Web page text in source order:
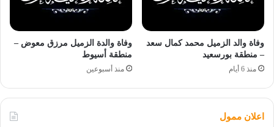
وفاة والد الزميل محمد كمال سعد
– منطقة بورسعيد
منذ 6 أيام
وفاة والدة الزميل مرزق معوض –
منطقة أسيوط
منذ أسبوعين
اعلان ممول